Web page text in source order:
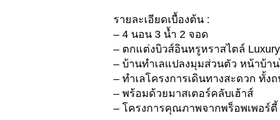
รายละเอียดเบื้องต้น :
– 4 นอน 3 น้ำ 2 จอด
– ตกแต่งบิวส์อินหรูหราสไตล์
– บ้านทำเลแปลงมุมส่วนตัว หน้าบ้า
– ทำเลโครงการเดินทางสะดวก ทั้
– พร้อมด้วยมาสเตอร์คลับเฮ้าส์
– โครงการคุณภาพจากพร็อพเพอร์